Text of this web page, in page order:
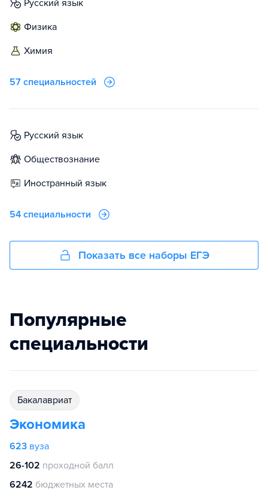
русский язык
физика
химия
57 специальностей
русский язык
обществознание
иностранный язык
54 специальности
Показать все наборы ЕГЭ
Популярные
специальности
бакалавриат
Экономика
623 вуза
26-102 проходной балл
6242 бюджетных места